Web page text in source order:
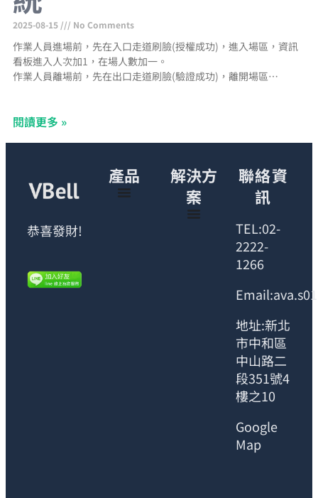
2025-08-15 No Comments
作業人員進場前，先在入口走道刷臉(授權成功)，進入場區，資訊
看板進入人次加1，在場人數加一。
作業人員離場前，先在出口走道刷臉(驗證成功)，離開場區，資訊
閱讀更多 »
恭喜發財!
產品
解決方
案
聯絡資
訊
TEL:02-
2222-
1266
地址:新北
市中和區
中山路二
段351號4
樓之10
Google
Map